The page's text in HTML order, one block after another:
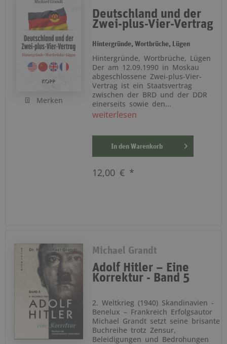
Merken
Deutschland und der
Zwei-plus-Vier-Vertrag
Hintergründe, Wortbrüche, Lügen
Hintergründe, Wortbrüche, Lügen
Der am 12.09.1990 in Moskau
abgeschlossene Zwei-plus-Vier-
Vertrag ist ein Staatsvertrag
zwischen der BRD und der DDR
einerseits sowie den...
weiterlesen
In den Warenkorb
12,00 € *
Michael Grandt
Adolf Hitler – Eine
Korrektur - Band 5
2. Weltkrieg (1940) Skandinavien -
Benelux – Frankreich Erfolgsautor
Michael Grandt setzt seine brisante
Buchreihe trotz Zensur,
Beleidigungen und Bedrohungen